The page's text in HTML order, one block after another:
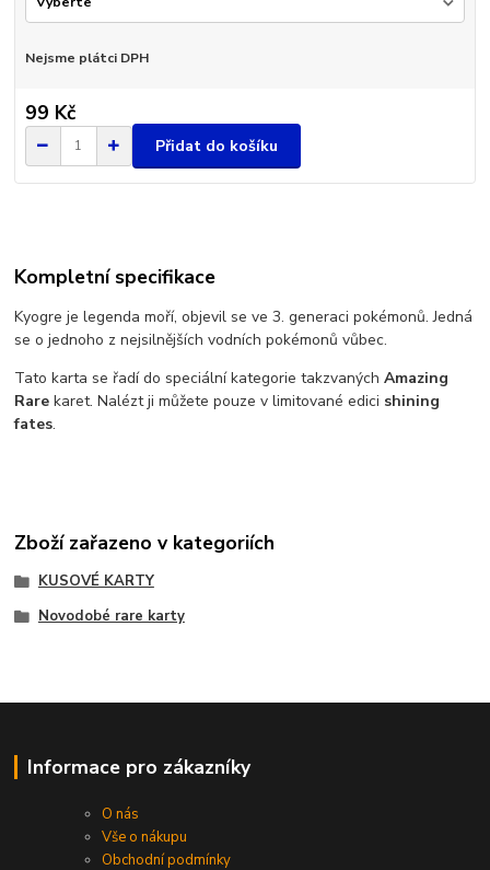
Nejsme plátci DPH
99 Kč
Přidat do košíku
Kompletní specifikace
Kyogre je legenda moří, objevil se ve 3. generaci pokémonů. Jedná
se o jednoho z nejsilnějších vodních pokémonů vůbec.
Tato karta se řadí do speciální kategorie takzvaných Amazing
Rare karet. Nalézt ji můžete pouze v limitované edici shining
fates.
Zboží zařazeno v kategoriích
KUSOVÉ KARTY
Novodobé rare karty
Informace pro zákazníky
O nás
Vše o nákupu
Obchodní podmínky